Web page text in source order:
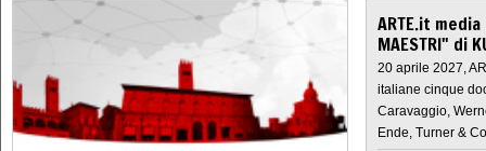
ARTE.it
MAESTRI" di
20 aprile 2027,
italiane cinque
Caravaggio,
Ende, Turner &